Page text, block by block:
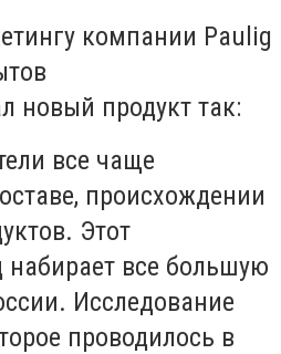
компании Paulig
новый продукт так:
все чаще
происхождении
Этот
набирает все большую
Исследование
проводилось в